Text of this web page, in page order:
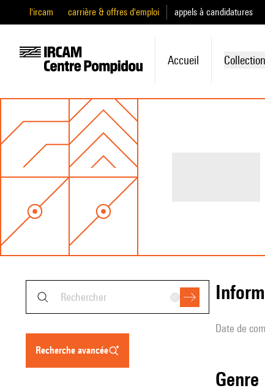
l'ircam carrière & offres d'emploi appels à candidatures
Accueil
recherche avancée
date de
genre